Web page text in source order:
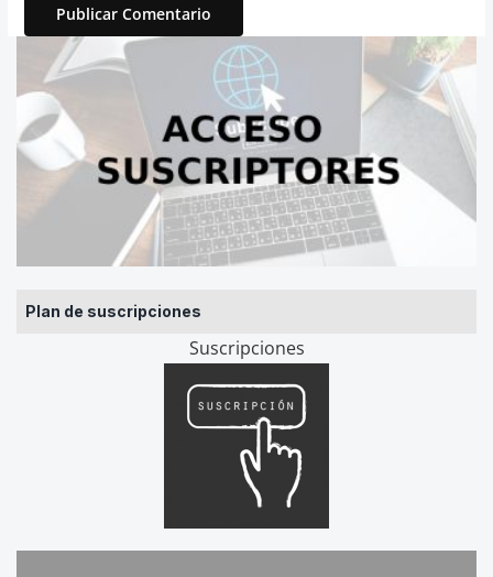
Plan de suscripciones
Suscripciones